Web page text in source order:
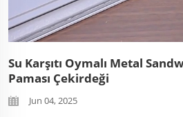
Su Karşıtı Oymalı Metal
Paması Çekirdeği
Jun 04, 2025